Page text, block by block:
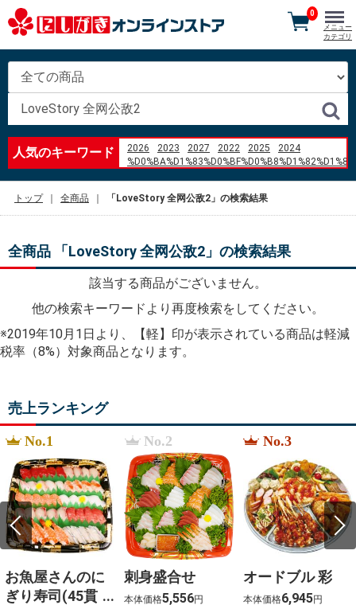
人気のキーワード 2026 2023 2027 2022 2025
2024
%D0%BA%D1%83%D0%BF%D0%B8%D1%82%D1%8C
%D1%84%D0%BE%D1%80%D0%B4
%D1%84%D1%8C%D1%8E%D0%B6%D0%BD 1.6
ぼたもち
nanaco
%E3%83%81%E3%83%A3%E3%83%BC%E3%82%B8
%E4%B8%89%E6%9C%AC%E7%8F%88%E7%90%B2
%E7%95%B0%E6%80%A7
aluminum angle 5%2F8 x 3%2F8 aluminum angle
%22There is no more representative dish%22
%E5%B0%8F%E9%87%91%E5%8E%9F
%E3%82%B9%E3%83%AA%E3%82%B8%E3%82%A7
%D8%AF%D8%A7%D9%85%D9%86
%D8%A8%D9%86%D8%AF%D8%AF%D8%A7%D8%B1
0
メニュー
カテゴリ
トップ 全商品 「LoveStory 全网公敌2」の検索結果
全商品 「LoveStory 全网公敌2」の検索結果
該当する商品がございません。
他の検索キーワードより再度検索をしてください。
※2019年10月1日より、【軽】印が表示されている商品は軽減
税率（8%）対象商品となります。
売上ランキング
No.1
お魚屋さんのに
ぎり寿司(45貫
No.2
刺身盛合せ
本体価格5,556円
No.3
オードブル 彩
本体価格6,945円